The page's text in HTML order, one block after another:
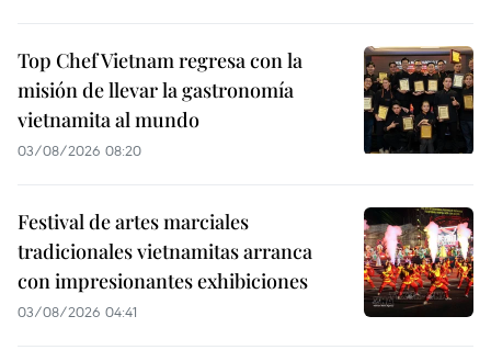
Top Chef Vietnam regresa con la
misión de llevar la gastronomía
vietnamita al mundo
03/08/2026 08:20
Festival de artes marciales
tradicionales vietnamitas arranca
con impresionantes exhibiciones
03/08/2026 04:41